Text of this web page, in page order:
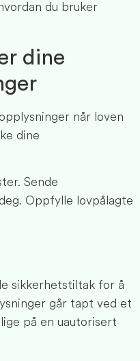
du bruker
dine
når loven
dine
Sende
Oppfylle lovpålagte
sikkerhetstiltak for å
går tapt ved et
på en uautorisert